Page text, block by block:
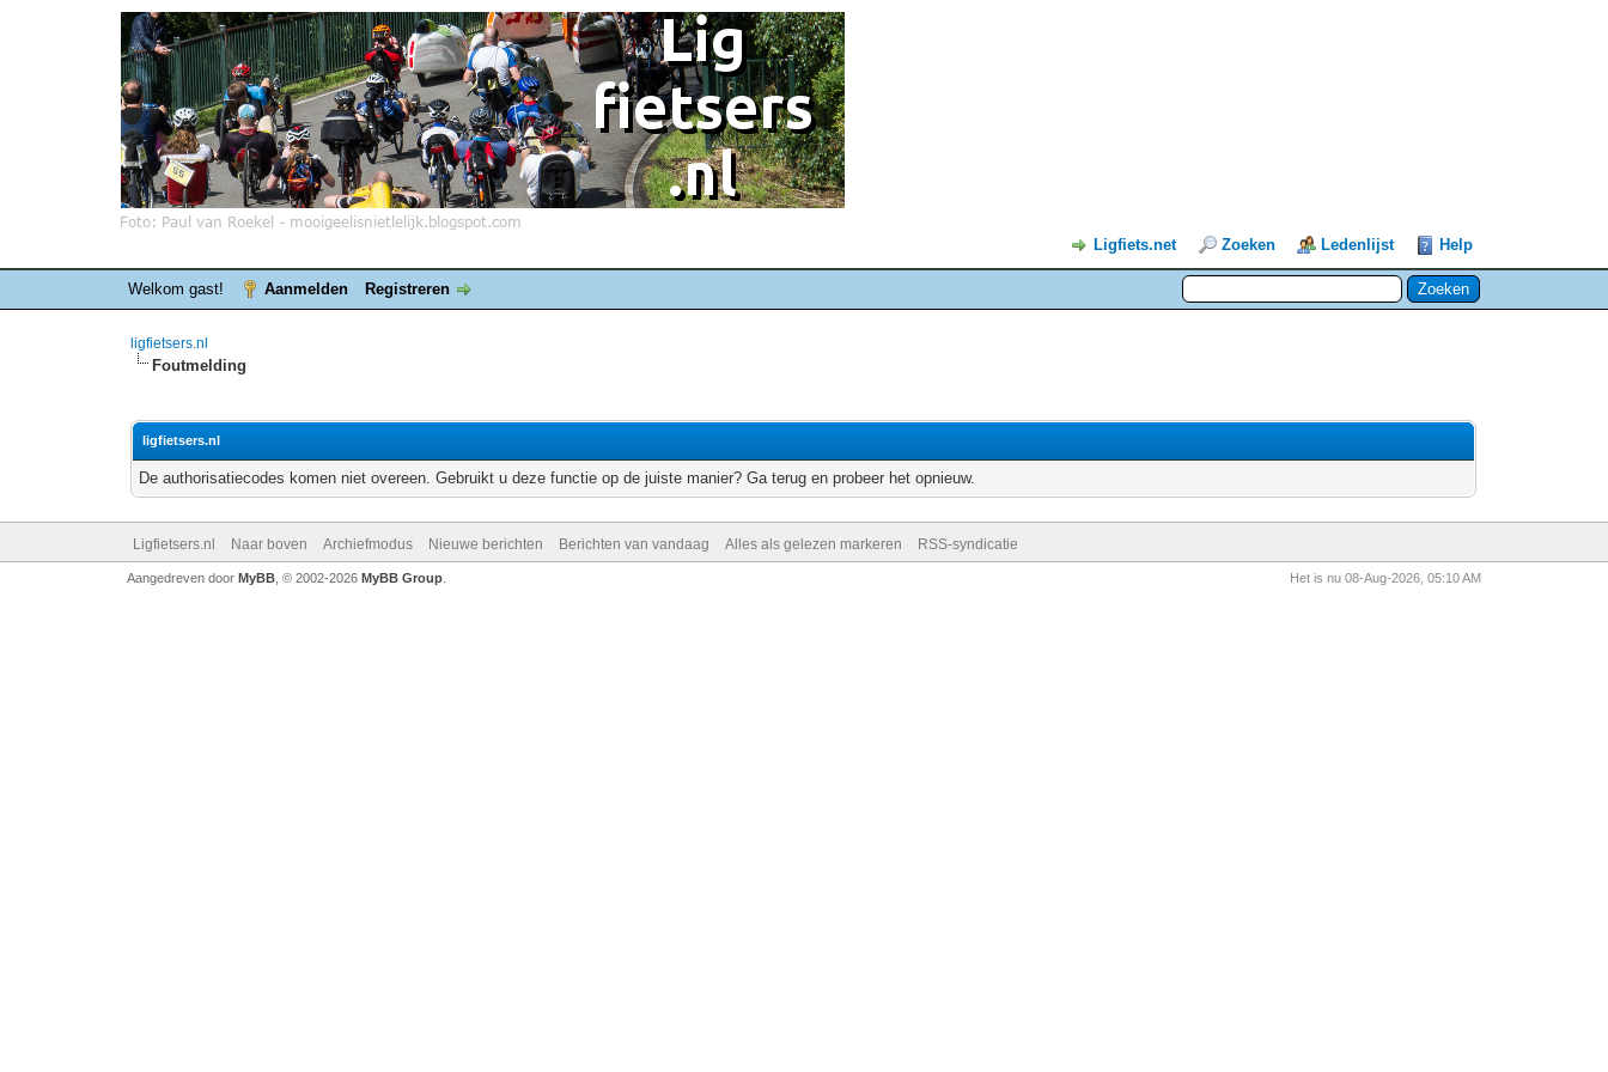
Ligfiets.net Zoeken Ledenlijst Help
Welkom gast! Aanmelden Registreren
ligfietsers.nl
Foutmelding
ligfietsers.nl
De authorisatiecodes komen niet overeen. Gebruikt u deze functie op de juiste manier? Ga terug en probeer het opnieuw.
Ligfietsers.nl Naar boven Archiefmodus Nieuwe berichten Berichten van vandaag Alles als gelezen markeren RSS-syndicatie
Het is nu 08-Aug-2026, 05:10 AM
Aangedreven door MyBB, © 2002-2026 MyBB Group.